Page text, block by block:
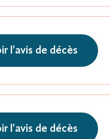
l'avis de décès
l'avis de décès